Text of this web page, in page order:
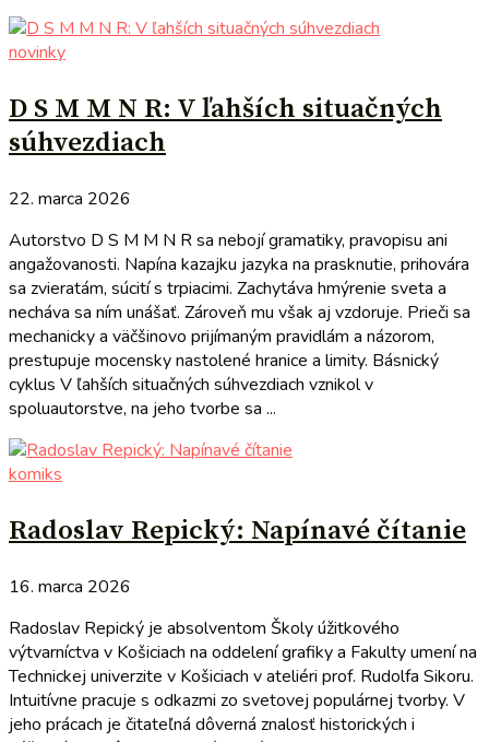
novinky
D S M M N R: V ľahších situačných
súhvezdiach
22. marca 2026
Autorstvo D S M M N R sa nebojí gramatiky, pravopisu ani
angažovanosti. Napína kazajku jazyka na prasknutie, prihovára
sa zvieratám, súcití s trpiacimi. Zachytáva hmýrenie sveta a
necháva sa ním unášať. Zároveň mu však aj vzdoruje. Prieči sa
mechanicky a väčšinovo prijímaným pravidlám a názorom,
prestupuje mocensky nastolené hranice a limity. Básnický
cyklus V ľahších situačných súhvezdiach vznikol v
spoluautorstve, na jeho tvorbe sa ...
komiks
Radoslav Repický: Napínavé čítanie
16. marca 2026
Radoslav Repický je absolventom Školy úžitkového
výtvarníctva v Košiciach na oddelení grafiky a Fakulty umení na
Technickej univerzite v Košiciach v ateliéri prof. Rudolfa Sikoru.
Intuitívne pracuje s odkazmi zo svetovej populárnej tvorby. V
jeho prácach je čitateľná dôverná znalosť historických i